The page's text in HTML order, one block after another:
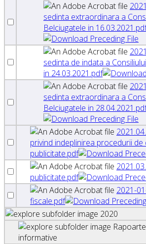
sedinta extraordinara a
Belciugatele in
sedinta de indata a
in 24.03.2021.pdf
sedinta extraordinara a
Belciugatele in
privind indeplinirea procedurii
publicitate.pdf
publicitate.pdf
2021-
fiscale.pdf
2020
informative